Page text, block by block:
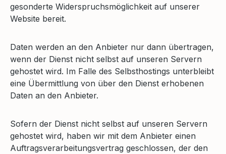
gesonderte Widerspruchsmöglichkeit auf unserer
Website bereit.
Daten werden an den Anbieter nur dann übertragen,
wenn der Dienst nicht selbst auf unseren Servern
gehostet wird. Im Falle des Selbsthostings unterbleibt
eine Übermittlung von über den Dienst erhobenen
Daten an den Anbieter.
Sofern der Dienst nicht selbst auf unseren Servern
gehostet wird, haben wir mit dem Anbieter einen
Auftragsverarbeitungsvertrag geschlossen, der den